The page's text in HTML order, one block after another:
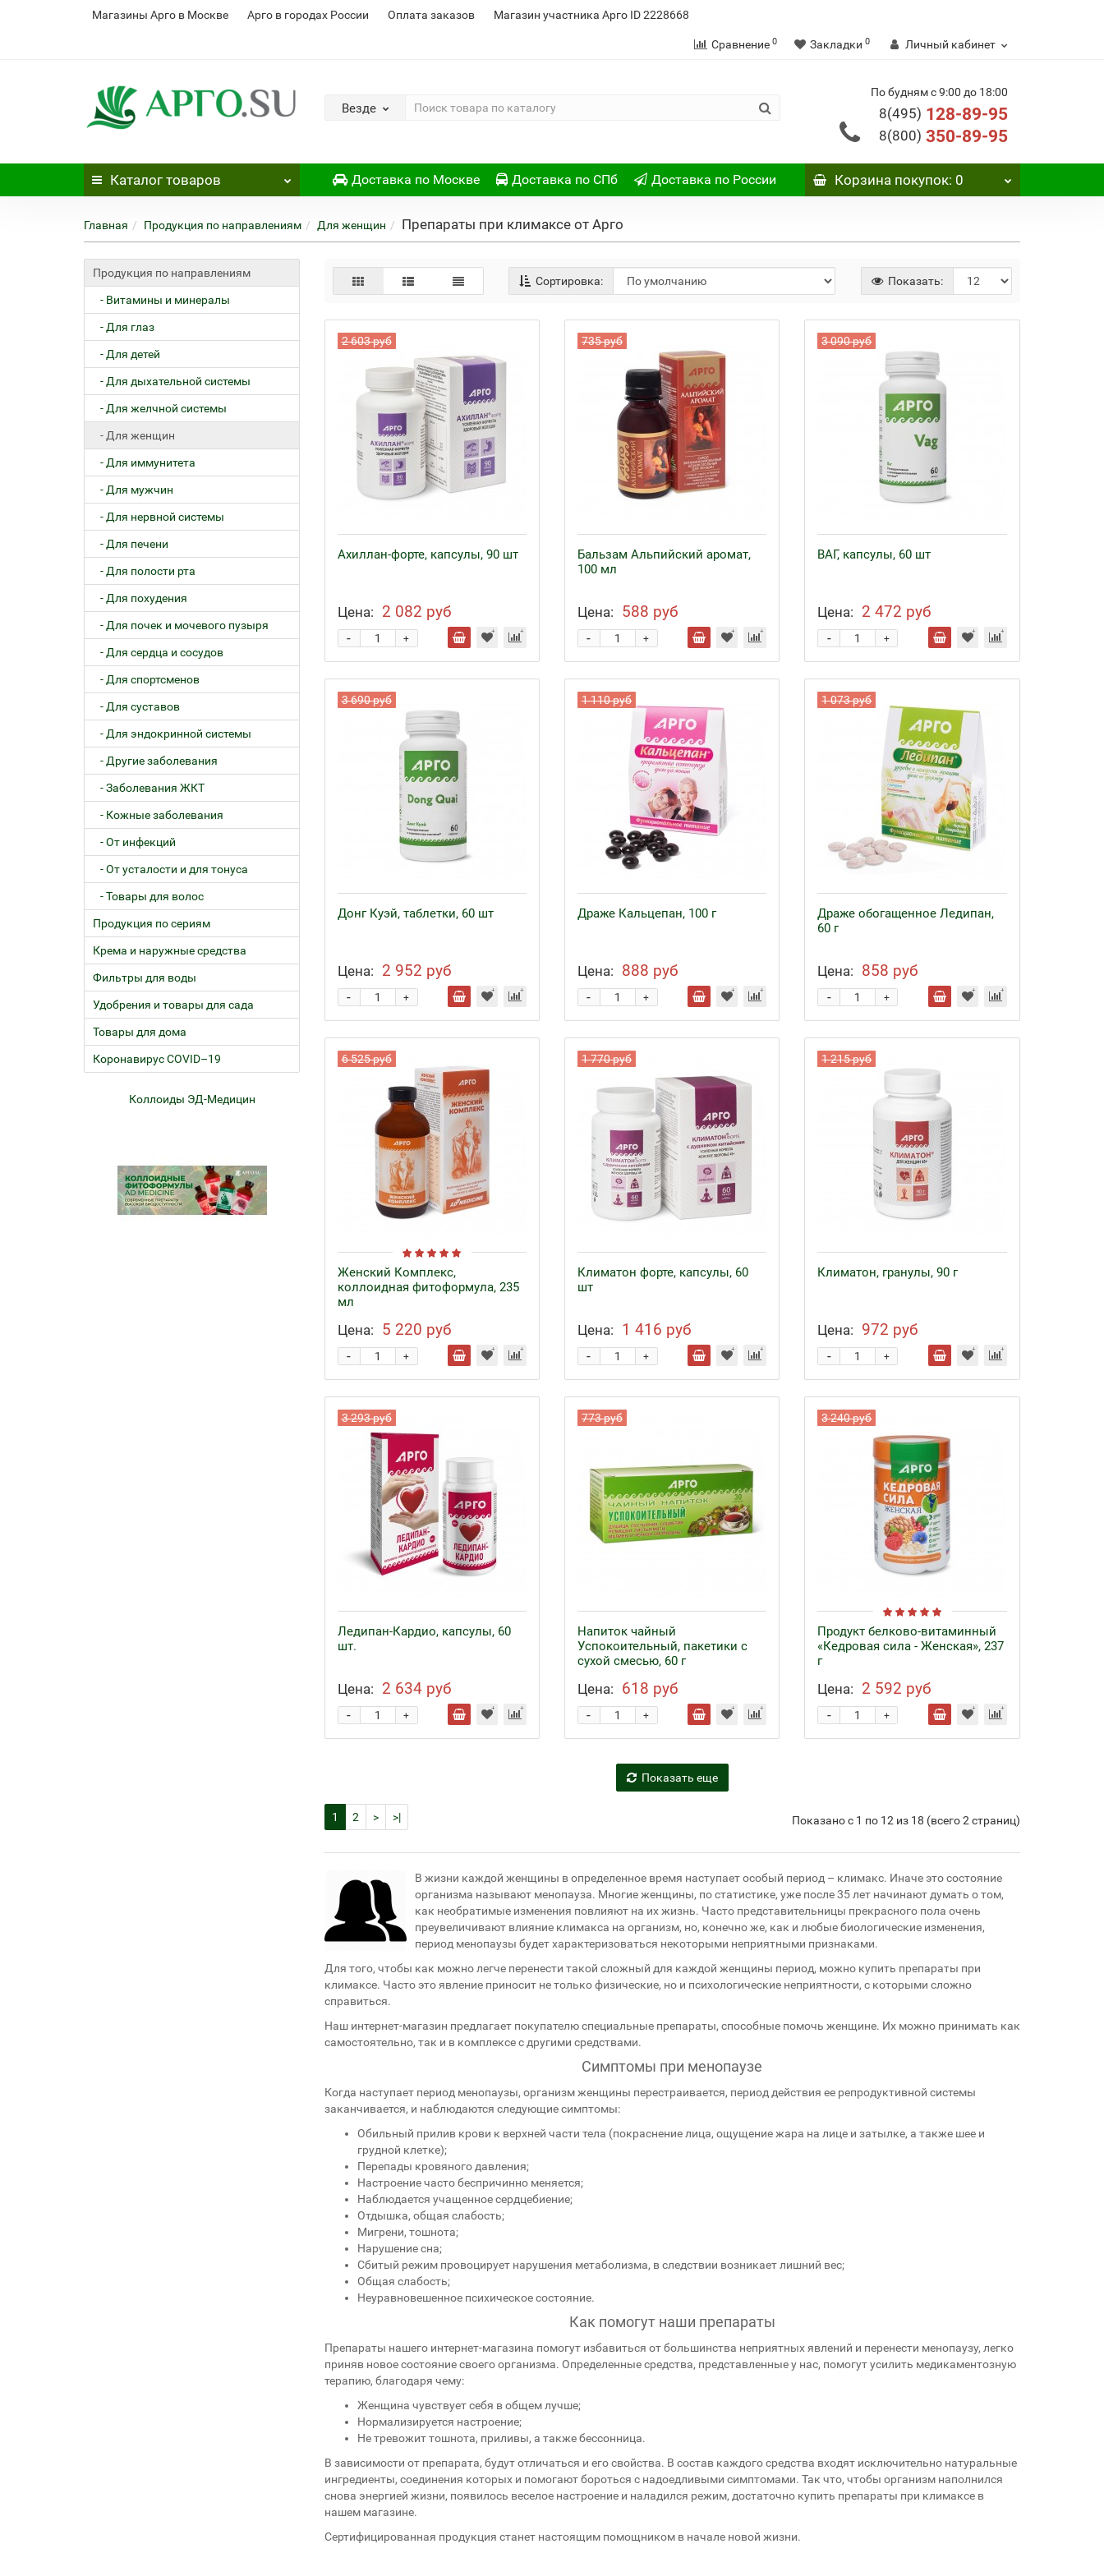
Магазины Арго в Москве Арго в городах России Оплата заказов Магазин участника Арго ID 2228668
Сравнение 0 Закладки 0 Личный кабинет
Везде
По будням с 9:00 до 18:00
8(495) 128-89-95
8(800) 350-89-95
Каталог товаров Доставка по Москве Доставка по СПб Доставка по России Корзинапокупок: 0
Главная Продукция по направлениям Для женщин Препараты при климаксе от Арго
Продукция по направлениям
- Витамины и минералы
- Для глаз
- Для детей
- Для дыхательной системы
- Для желчной системы
- Для женщин
- Для иммунитета
- Для мужчин
- Для нервной системы
- Для печени
- Для полости рта
- Для похудения
- Для почек и мочевого пузыря
- Для сердца и сосудов
- Для спортсменов
- Для суставов
- Для эндокринной системы
- Другие заболевания
- Заболевания ЖКТ
- Кожные заболевания
- От инфекций
- От усталости и для тонуса
- Товары для волос
Продукция по сериям
Крема и наружные средства
Фильтры для воды
Удобрения и товары для сада
Товары для дома
Коронавирус COVID–19
Коллоиды ЭД-Медицин Железо с кофакторами Аппликаторы Ляпко Байкал ЭМ-1 и удобрения
Сортировка: Показать:
2 603 руб
Ахиллан-форте, капсулы, 90 шт
Цена: 2 082 руб
+
-
735 руб
Бальзам Альпийский аромат,
100 мл
Цена: 588 руб
+
-
3 090 руб
ВАГ, капсулы, 60 шт
Цена: 2 472 руб
+
-
3 690 руб
Донг Куэй, таблетки, 60 шт
Цена: 2 952 руб
+
-
1 110 руб
Драже Кальцепан, 100 г
Цена: 888 руб
+
-
1 073 руб
Драже обогащенное Ледипан,
60 г
Цена: 858 руб
+
-
6 525 руб
Женский Комплекс,
коллоидная фитоформула, 235
мл
Цена: 5 220 руб
+
-
1 770 руб
Климатон форте, капсулы, 60
шт
Цена: 1 416 руб
+
-
1 215 руб
Климатон, гранулы, 90 г
Цена: 972 руб
+
-
3 293 руб
Ледипан-Кардио, капсулы, 60
шт.
Цена: 2 634 руб
+
-
773 руб
Напиток чайный
Успокоительный, пакетики с
сухой смесью, 60 г
Цена: 618 руб
+
-
3 240 руб
Продукт белково-витаминный
«Кедровая сила - Женская», 237
г
Цена: 2 592 руб
+
-
Показать еще
1 2 > >| Показано с 1 по 12 из 18 (всего 2 страниц)
В жизни каждой женщины в определенное время наступает особый период – климакс. Иначе это состояние
организма называют менопауза. Многие женщины, по статистике, уже после 35 лет начинают думать о том,
как необратимые изменения повлияют на их жизнь. Часто представительницы прекрасного пола очень
преувеличивают влияние климакса на организм, но, конечно же, как и любые биологические изменения,
период менопаузы будет характеризоваться некоторыми неприятными признаками.
Для того, чтобы как можно легче перенести такой сложный для каждой женщины период, можно купить препараты при
климаксе. Часто это явление приносит не только физические, но и психологические неприятности, с которыми сложно
справиться.
Наш интернет-магазин предлагает покупателю специальные препараты, способные помочь женщине. Их можно принимать как
самостоятельно, так и в комплексе с другими средствами.
Симптомы при менопаузе
Когда наступает период менопаузы, организм женщины перестраивается, период действия ее репродуктивной системы
заканчивается, и наблюдаются следующие симптомы:
Обильный прилив крови к верхней части тела (покраснение лица, ощущение жара на лице и затылке, а также шее и
грудной клетке);
Перепады кровяного давления;
Настроение часто беспричинно меняется;
Наблюдается учащенное сердцебиение;
Отдышка, общая слабость;
Мигрени, тошнота;
Нарушение сна;
Сбитый режим провоцирует нарушения метаболизма, в следствии возникает лишний вес;
Общая слабость;
Неуравновешенное психическое состояние.
Как помогут наши препараты
Препараты нашего интернет-магазина помогут избавиться от большинства неприятных явлений и перенести менопаузу, легко
приняв новое состояние своего организма. Определенные средства, представленные у нас, помогут усилить медикаментозную
терапию, благодаря чему:
Женщина чувствует себя в общем лучше;
Нормализируется настроение;
Не тревожит тошнота, приливы, а также бессонница.
В зависимости от препарата, будут отличаться и его свойства. В состав каждого средства входят исключительно натуральные
ингредиенты, соединения которых и помогают бороться с надоедливыми симптомами. Так что, чтобы организм наполнился
снова энергией жизни, появилось веселое настроение и наладился режим, достаточно купить препараты при климаксе в
нашем магазине.
Сертифицированная продукция станет настоящим помощником в начале новой жизни.